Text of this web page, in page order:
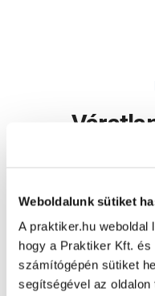
Weboldalunk sütiket
A praktiker.hu weboldal
hogy a Praktiker Kft.
számítógépén sütiket
segítségével az